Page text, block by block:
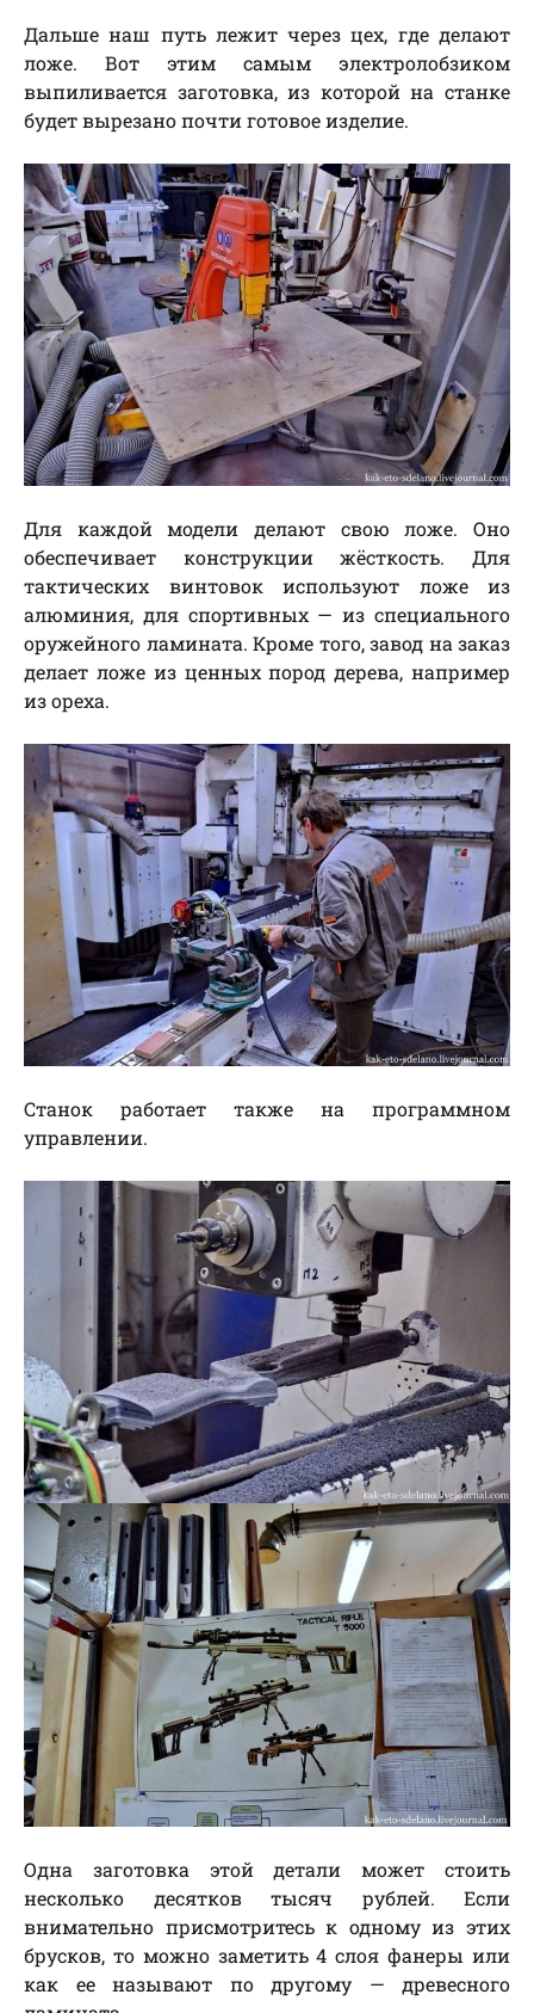
Дальше наш путь лежит через цех, где делают
ложе. Вот этим самым электролобзиком
выпиливается заготовка, из которой на станке
будет вырезано почти готовое изделие.
Для каждой модели делают свою ложе. Оно
обеспечивает конструкции жёсткость. Для
тактических винтовок используют ложе из
алюминия, для спортивных — из специального
оружейного ламината. Кроме того, завод на заказ
делает ложе из ценных пород дерева, например
из ореха.
Станок работает также на программном
управлении.
Одна заготовка этой детали может стоить
несколько десятков тысяч рублей. Если
внимательно присмотритесь к одному из этих
брусков, то можно заметить 4 слоя фанеры или
как ее называют по другому — древесного